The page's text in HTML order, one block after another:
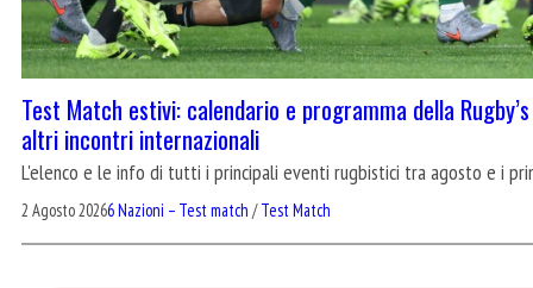
Test Match estivi: calendario e programma della
altri incontri internazionali
L'elenco e le info di tutti i principali eventi rugbistici tra agosto e i
2 Agosto 20266 Nazioni – Test match /Test Match